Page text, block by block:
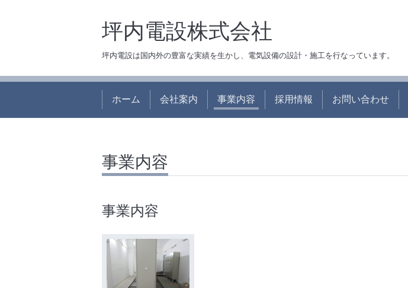
坪内電設株式会社
坪内電設は国内外の豊富な実績を生かし、電気設備の設計・施工を行なっています。
ホーム 会社案内 事業内容 採用情報 お問い合わせ
事業内容
事業内容